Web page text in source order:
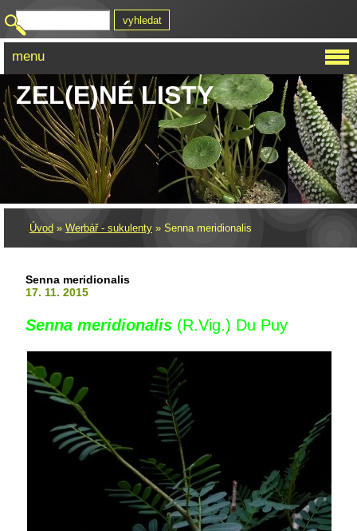
ZEL(E)NÉ LISTY
Úvod » Werbář - sukulenty » Senna meridionalis
Senna meridionalis
17. 11. 2015
Senna meridionalis (R.Vig.) Du Puy
menu